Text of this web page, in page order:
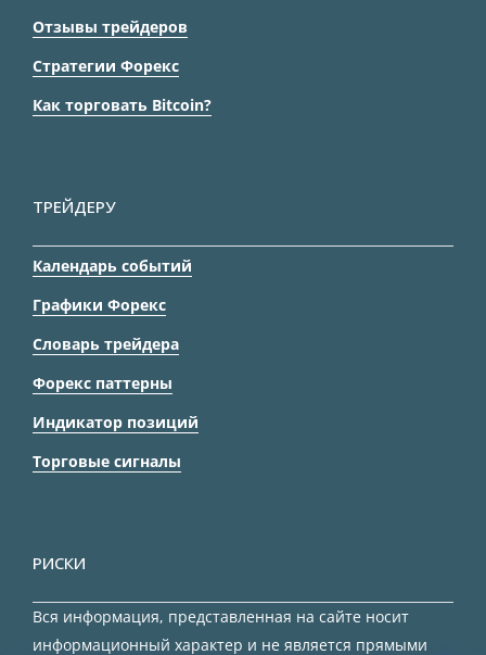
Отзывы трейдеров
Стратегии Форекс
Как торговать Bitcoin?
ТРЕЙДЕРУ
Календарь событий
Графики Форекс
Словарь трейдера
Форекс паттерны
Индикатор позиций
Торговые сигналы
РИСКИ
Вся информация, представленная на сайте носит
информационный характер и не является прямыми